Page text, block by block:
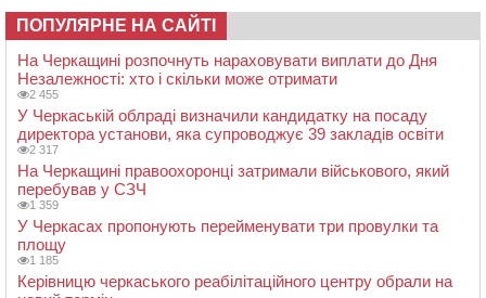
ПОПУЛЯРНЕ НА САЙТІ
На Черкащині розпочнуть нараховувати виплати до Дня
Незалежності: хто і скільки може отримати
2 455
У Черкаській облраді визначили кандидатку на посаду
директора установи, яка супроводжує 39 закладів освіти
2 317
На Черкащині правоохоронці затримали військового, який
перебував у СЗЧ
1 359
У Черкасах пропонують перейменувати три провулки та
площу
1 185
Керівницю черкаського реабілітаційного центру обрали на